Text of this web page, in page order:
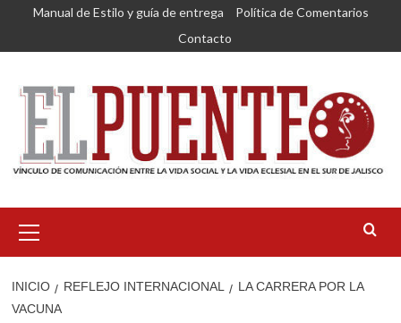
Saltar
contenido
Manual de Estilo y guía de entrega
Política de Comentarios
Contacto
primario
INICIO REFLEJO INTERNACIONAL
LA CARRERA POR LA
VACUNA